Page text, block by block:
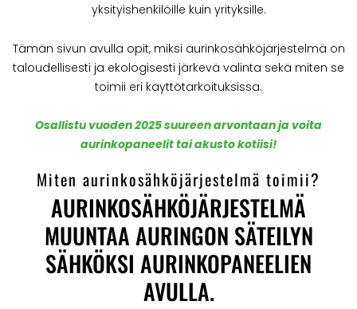
yksityishenkilöille kuin yrityksille.
Tämän sivun avulla opit, miksi aurinkosähköjärjestelmä on
taloudellisesti ja ekologisesti järkevä valinta sekä miten se
toimii eri käyttötarkoituksissa.
Osallistu vuoden 2025 suureen arvontaan ja voita
aurinkopaneelit tai akusto kotiisi!
Miten aurinkosähköjärjestelmä toimii?
AURINKOSÄHKÖJÄRJESTELMÄ
MUUNTAA AURINGON SÄTEILYN
SÄHKÖKSI AURINKOPANEELIEN
AVULLA.